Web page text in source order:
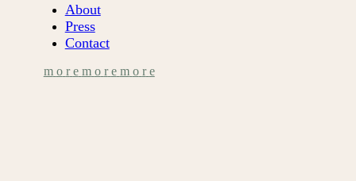
About
Press
Contact
m o r e m o r e m o r e